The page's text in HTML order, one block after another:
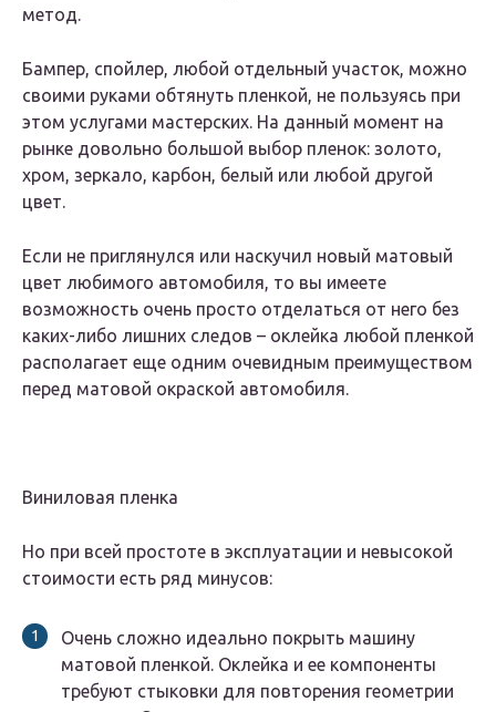
метод.
Бампер, спойлер, любой отдельный участок, можно
своими руками обтянуть пленкой, не пользуясь при
этом услугами мастерских. На данный момент на
рынке довольно большой выбор пленок: золото,
хром, зеркало, карбон, белый или любой другой
цвет.
Если не приглянулся или наскучил новый матовый
цвет любимого автомобиля, то вы имеете
возможность очень просто отделаться от него без
каких-либо лишних следов – оклейка любой пленкой
располагает еще одним очевидным преимуществом
перед матовой окраской автомобиля.
Виниловая пленка
Но при всей простоте в эксплуатации и невысокой
стоимости есть ряд минусов:
Очень сложно идеально покрыть машину
матовой пленкой. Оклейка и ее компоненты
требуют стыковки для повторения геометрии